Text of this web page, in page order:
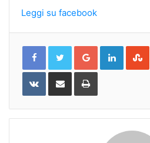
Leggi su facebook
Google+
VKontakteShare
Email
Print